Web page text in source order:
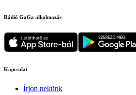
Rádió GaGa alkalmazás
Kapcsolat
Írjon nekünk